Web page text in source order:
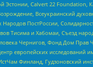
Calvert 22 Foundation,
Всеукраинский
ПостРоссии,
Тисима и Хабомаи, Съезд
Чернигов, Фонд Дом Прав
европейских исследований
Финланд, Гудзоновский